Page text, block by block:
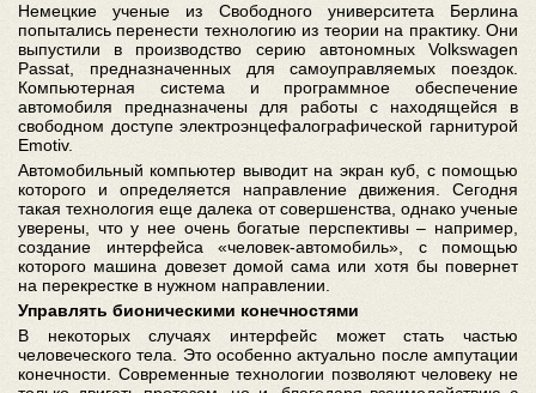
Немецкие ученые из Свободного университета Берлина
попытались перенести технологию из теории на практику. Они
выпустили в производство серию автономных Volkswagen
Passat, предназначенных для самоуправляемых поездок.
Компьютерная система и программное обеспечение
автомобиля предназначены для работы с находящейся в
свободном доступе электроэнцефалографической гарнитурой
Emotiv.
Автомобильный компьютер выводит на экран куб, с помощью
которого и определяется направление движения. Сегодня
такая технология еще далека от совершенства, однако ученые
уверены, что у нее очень богатые перспективы – например,
создание интерфейса «человек-автомобиль», с помощью
которого машина довезет домой сама или хотя бы повернет
на перекрестке в нужном направлении.
Управлять бионическими конечностями
В некоторых случаях интерфейс может стать частью
человеческого тела. Это особенно актуально после ампутации
конечности. Современные технологии позволяют человеку не